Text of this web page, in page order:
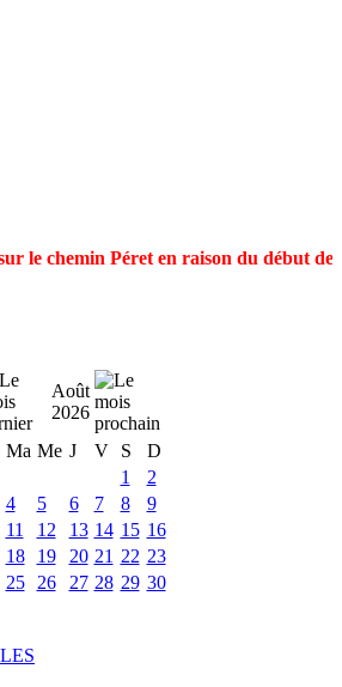
le chemin Péret en raison du début
Août
2026
Ma Me J V S
D
1
2
4 5 6 7 8
9
11 12 13 14 15 16
18 19 20 21 22 23
25 26 27 28 29 30